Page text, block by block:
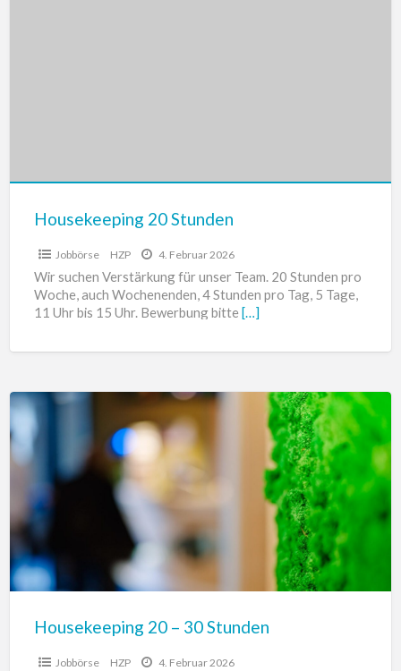
Housekeeping 20 Stunden
Jobbörse HZP 4. Februar 2026
Wir suchen Verstärkung für unser Team. 20 Stunden pro
Woche, auch Wochenenden, 4 Stunden pro Tag, 5 Tage,
11 Uhr bis 15 Uhr. Bewerbung bitte […]
Housekeeping
20
–
Stunden
Housekeeping 20 – 30 Stunden
Jobbörse HZP 4. Februar 2026